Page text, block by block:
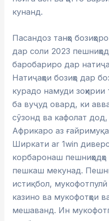
кунанд.
Пасандоз танҳо
дар соли 2023
баробариро дар
Натиҷаҳои бозиҳо дар
курадо намуди
ба вуҷуд овард, ки
сӯзонд ва кафолат дод,
Африкаро аз
Ширкати ar 1win
корбаронаш пешниҳодҳо
пешкаш мекунад.
истиқбол,
казино ва мукофотҳои
мешаванд. Ин